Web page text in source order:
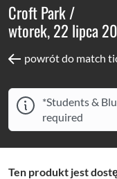
Croft Park /
wtorek, 22 lipca
powrót do match
*Students &
required
Ten produkt jest